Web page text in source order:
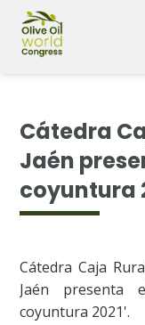
Cátedra
Jaén
coyuntura
Cátedra Caja
Jaén presenta
coyuntura 2021'.